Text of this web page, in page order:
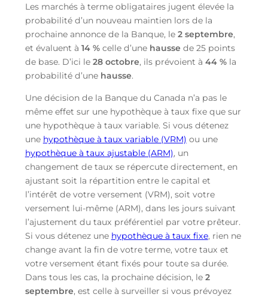
Les marchés à terme obligataires jugent élevée la
probabilité d’un nouveau maintien lors de la
prochaine annonce de la Banque, le 2 septembre,
et évaluent à 14 %celle d’une hausse de 25 points
de base. D’ici le 28 octobre, ils prévoient à 44 %la
probabilité d’une hausse.
Une décision de la Banque du Canada n’a pas le
même effet sur une hypothèque à taux fixe que sur
une hypothèque à taux variable. Si vous détenez
une hypothèque à taux variable (VRM) ou une
hypothèque à taux ajustable (ARM), un
changement de taux se répercute directement, en
ajustant soit la répartition entre le capital et
l’intérêt de votre versement (VRM), soit votre
versement lui-même (ARM), dans les jours suivant
l’ajustement du taux préférentiel par votre prêteur.
Si vous détenez une hypothèque à taux fixe, rien ne
change avant la fin de votre terme, votre taux et
votre versement étant fixés pour toute sa durée.
Dans tous les cas, la prochaine décision, le 2
septembre, est celle à surveiller si vous prévoyez